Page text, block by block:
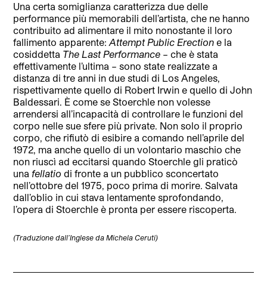
Una certa somiglianza caratterizza due delle
performance più memorabili dell’artista, che ne hanno
contribuito ad alimentare il mito nonostante il loro
fallimento apparente:Attempt Public Erection e la
cosiddetta The Last Performance – che è stata
effettivamente l’ultima – sono state realizzate a
distanza di tre anni in due studi di Los Angeles,
rispettivamente quello di Robert Irwin e quello di John
Baldessari. È come se Stoerchle non volesse
arrendersi all’incapacità di controllare le funzioni del
corpo nelle sue sfere più private. Non solo il proprio
corpo, che rifiutò di esibire a comando nell’aprile del
1972, ma anche quello di un volontario maschio che
non riuscì ad eccitarsi quando Stoerchle gli praticò
una fellatio di fronte a un pubblico sconcertato
nell’ottobre del 1975, poco prima di morire. Salvata
dall’oblio in cui stava lentamente sprofondando,
l’opera di Stoerchle è pronta per essere riscoperta.
(Traduzione dall’Inglese da Michela Ceruti)